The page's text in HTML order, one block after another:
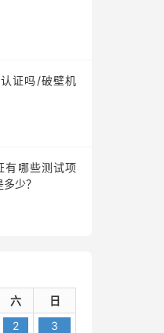
证吗/破壁机
有哪些测试项
少？
六
日
2
3